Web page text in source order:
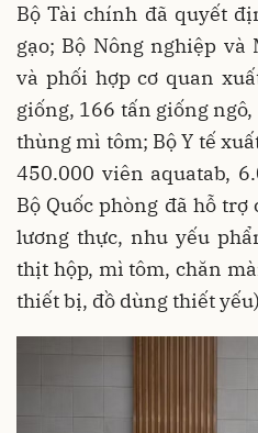
Bộ Tài chính đã quyết
gạo; Bộ Nông nghiệp
và phối hợp cơ quan
giống, 166 tấn giống
thùng mì tôm; Bộ Y tế
450.000 viên aquatab,
Bộ Quốc phòng đã hỗ
lương thực, nhu yếu
thịt hộp, mì tôm, chăn
thiết bị, đồ dùng thiết